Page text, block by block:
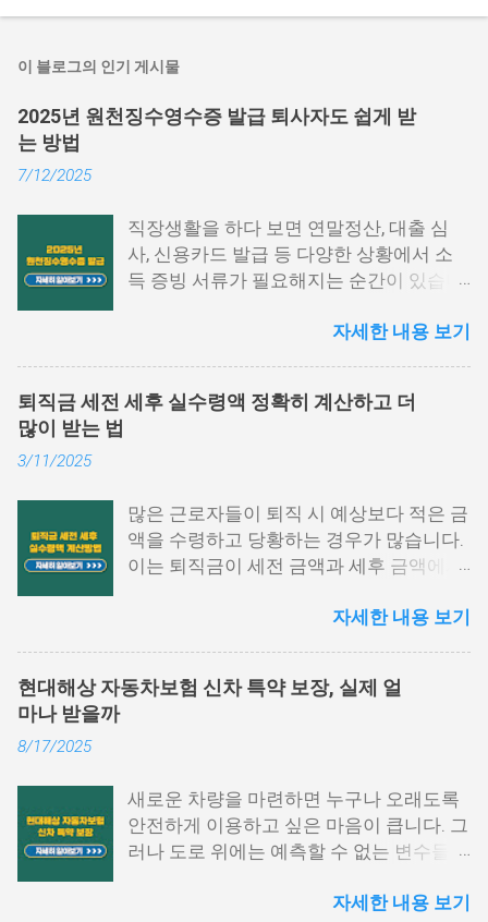
이 블로그의 인기 게시물
2025년 원천징수영수증 발급 퇴사자도 쉽게 받
는 방법
7/12/2025
직장생활을 하다 보면 연말정산, 대출 심
사, 신용카드 발급 등 다양한 상황에서 소
득 증빙 서류가 필요해지는 순간이 있습니
년간의 급여와 세금 납부 내역을 한눈에 확
하는지, 어디에서 발급이 가능한지 막막하
국세청 홈택스에서 발급하는 방법 2. 모바
일 손택스 앱 이용법 3. 회사, 세무서에서도
발급 가능 4. 자주 묻는 질문 5. 맺음말 1.
수영수증 발급방법 중 가장 많이 활용되는
으며, PC 환경에서 활용도가 높습니다. 아
(카카오, PASS 등)을 통해 로그인합니다.
My홈택스 메뉴 선택 상단 메뉴에서 ‘My홈
택스’를 클릭하고 ‘연말정산 · 지급명세
인 ‘지급명세서 등 제출내역’을 눌러 해당
자세한 내용 보기
퇴직금 세전 세후 실수령액 정확히 계산하고 더
많이 받는 법
3/11/2025
많은 근로자들이 퇴직 시 예상보다 적은 금
액을 수령하고 당황하는 경우가 많습니다.
이는 퇴직금이 세전 금액과 세후 금액에서
세후 실수령액 계산 방법을 정확히 이해하
니다. 이번 글에서는 퇴직금 계산법, 세금
기준으로 계산됩니다. 퇴직금 세전 세후
실수령액 계산 방법을 이해하려면, 먼저 세
전 기준으로 퇴직금을 산출해야 합니다. 1.
과 같습니다. 퇴직금=1일평균임금×30일
자세한 내용 보기
현대해상 자동차보험 신차 특약 보장, 실제 얼
마나 받을까
8/17/2025
새로운 차량을 마련하면 누구나 오래도록
안전하게 이용하고 싶은 마음이 큽니다. 그
러나 도로 위에는 예측할 수 없는 변수들이
할 수 있습니다. 특히 신차의 경우 초기 가
자세한 내용 보기